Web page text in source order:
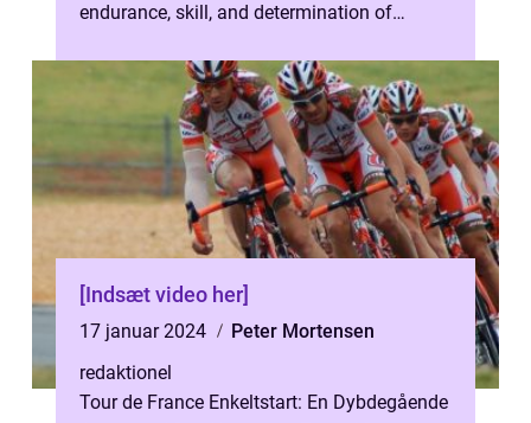
endurance, skill, and determination of
[Indsæt video her]
17 januar 2024
Peter Mortensen
redaktionel
Tour de France Enkeltstart: En Dybdegående